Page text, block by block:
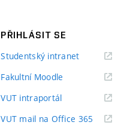
PŘIHLÁSIT SE
Studentský intranet(externí
Fakultní Moodle
VUT intraportál(externí
VUT mail na Office 365 (externí